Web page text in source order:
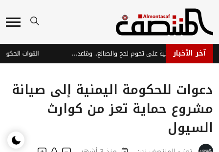
آخر الأخبار تحركات عسكرية حوثية على تخوم لحج والضالع.. وقاعدة العند ضمن دائرة التهديد
دعوات للحكومة اليمنية إلى صيانة
مشروع حماية تعز من كوارث
السيول